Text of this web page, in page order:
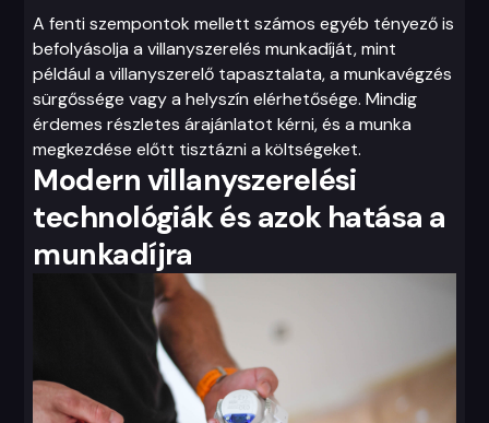
A fenti szempontok mellett számos egyéb tényező is
befolyásolja a villanyszerelés munkadíját, mint
például a villanyszerelő tapasztalata, a munkavégzés
sürgőssége vagy a helyszín elérhetősége. Mindig
érdemes részletes árajánlatot kérni, és a munka
megkezdése előtt tisztázni a költségeket.
Modern villanyszerelési
technológiák és azok hatása a
munkadíjra